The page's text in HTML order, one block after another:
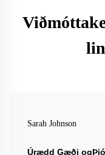
Sarah Johnson
Úrædd Gæði